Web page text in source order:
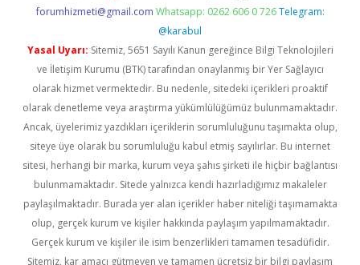
forumhizmeti@gmail.com Whatsapp: 0262 606 0 726 Telegram:
@karabul
Yasal Uyarı: Sitemiz, 5651 Sayılı Kanun gereğince Bilgi Teknolojileri
ve İletişim Kurumu (BTK) tarafından onaylanmış bir Yer Sağlayıcı
olarak hizmet vermektedir. Bu nedenle, sitedeki içerikleri proaktif
olarak denetleme veya araştırma yükümlülüğümüz bulunmamaktadır.
Ancak, üyelerimiz yazdıkları içeriklerin sorumluluğunu taşımakta olup,
siteye üye olarak bu sorumluluğu kabul etmiş sayılırlar. Bu internet
sitesi, herhangi bir marka, kurum veya şahıs şirketi ile hiçbir bağlantısı
bulunmamaktadır. Sitede yalnızca kendi hazırladığımız makaleler
paylaşılmaktadır. Burada yer alan içerikler haber niteliği taşımamakta
olup, gerçek kurum ve kişiler hakkında paylaşım yapılmamaktadır.
Gerçek kurum ve kişiler ile isim benzerlikleri tamamen tesadüfidir.
Sitemiz, kar amacı gütmeyen ve tamamen ücretsiz bir bilgi paylaşım